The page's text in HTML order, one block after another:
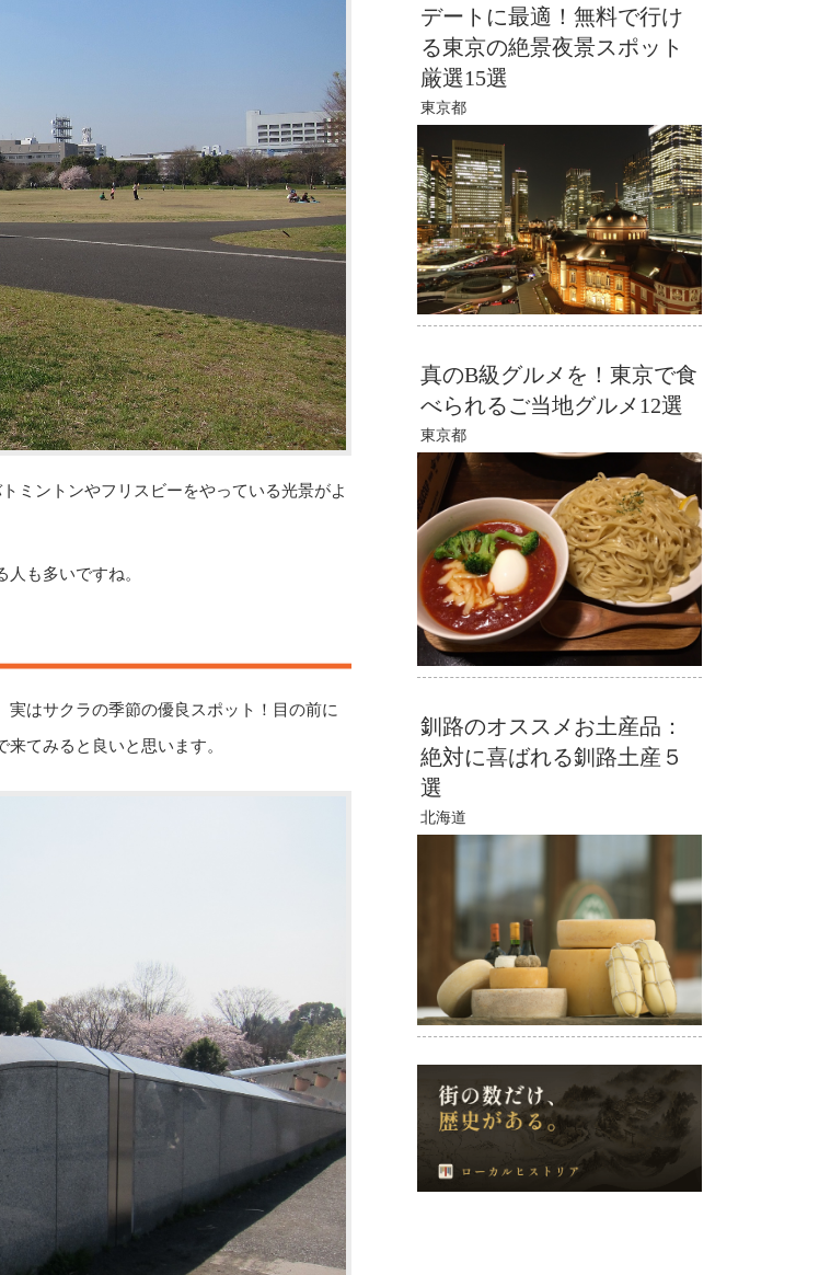
ミントンやフリスビーをやっている光景がよ
も多いですね。
はサクラの季節の優良スポット！目の前に
てみると良いと思います。
デートに最適！無料で行け
る東京の絶景夜景スポット
厳選15選
東京都
真のB級グルメを！東京で食
べられるご当地グルメ12選
東京都
釧路のオススメお土産品：
絶対に喜ばれる釧路土産５
選
北海道